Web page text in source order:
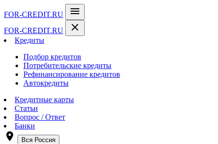
FOR-CREDIT.RU menu
FOR-CREDIT.RU close
Кредиты
Подбор кредитов
Потребительские кредиты
Рефинансирование кредитов
Автокредиты
Кредитные карты
Статьи
Вопрос / Ответ
Банки
room Вся Россия